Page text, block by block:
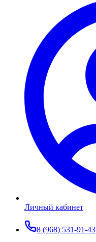
Личный кабинет
8 (968) 531-91-43